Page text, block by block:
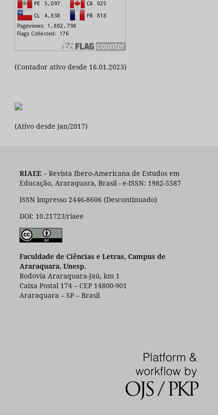
(Contador ativo desde 16.01.2023)
(Ativo desde jan/2017)
RIAEE– Revista Ibero-Americana de Estudos em
Educação, Araraquara, Brasil - e-ISSN: 1982-5587
ISSN impresso 2446-8606 (Descontinuado)
DOI: 10.21723/riaee
Faculdade de Ciências e Letras, Campus de
Araraquara, Unesp.
Rodovia Araraquara-Jaú, km 1
Caixa Postal 174 – CEP 14800-901
Araraquara – SP – Brasil